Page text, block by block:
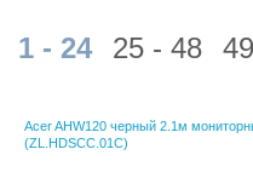
1 - 24 25 - 48
Acer AHW120 черный 2.1м
(ZL.HDSCC.01C)